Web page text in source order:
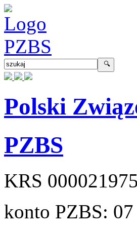
Polski
PZBS
KRS
konto PZBS: